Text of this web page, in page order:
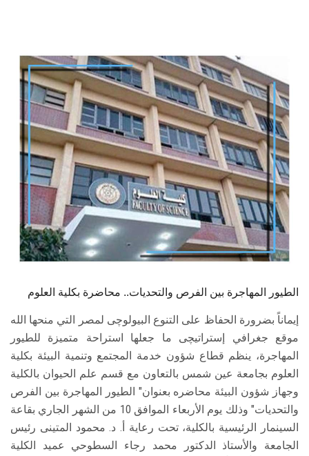
تواصل معنا
الطلاب
هيئة التدريس
الدراسات العليا
الخريجين
الموظفون
الزائـرون
سجل الان
الطيور المهاجرة بين الفرص والتحديات.. محاضرة بكلية العلوم
إيماناً بضرورة الحفاظ على التنوع البيولوچى لمصر التي منحها الله
موقع جغرافي إستراتيچى ما جعلها استراحة متميزة للطيور
المهاجرة، ينظم قطاع شؤون خدمة المجتمع وتنمية البيئة بكلية
العلوم بجامعة عين شمس بالتعاون مع قسم علم الحيوان بالكلية
وجهاز شؤون البيئة محاضره بعنوان" الطيور المهاجرة بين الفرص
والتحديات" وذلك يوم الأربعاء الموافق 10 من الشهر الجاري بقاعة
السينمار الرئيسية بالكلية، تحت رعاية أ. د. محمود المتينى رئيس
الجامعة والأستاذ الدكتور محمد رجاء السطوحي عميد الكلية